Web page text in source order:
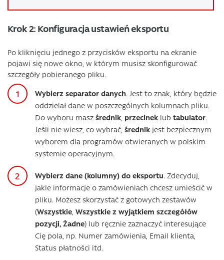
Krok 2: Konfiguracja ustawień eksportu
Po kliknięciu jednego z przycisków eksportu na ekranie
pojawi się nowe okno, w którym musisz skonfigurować
szczegóły pobieranego pliku.
Wybierz separator danych. Jest to znak, który będzie
oddzielał dane w poszczególnych kolumnach pliku.
Do wyboru masz średnik, przecinek lub tabulator.
Jeśli nie wiesz, co wybrać, średnik jest bezpiecznym
wyborem dla programów otwieranych w polskim
systemie operacyjnym.
Wybierz dane (kolumny) do eksportu. Zdecyduj,
jakie informacje o zamówieniach chcesz umieścić w
pliku. Możesz skorzystać z gotowych zestawów
(Wszystkie, Wszystkie z wyjątkiem szczegółów
pozycji, Żadne) lub ręcznie zaznaczyć interesujące
Cię pola, np. Numer zamówienia, Email klienta,
Status płatności itd.